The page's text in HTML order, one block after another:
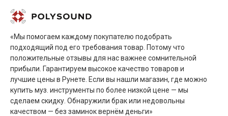
«Мы помогаем каждому покупателю подобрать
подходящий под его требования товар. Потому что
положительные отзывы для нас важнее сомнительной
прибыли. Гарантируем высокое качество товаров и
лучшие цены в Рунете. Если вы нашли магазин, где можно
купить муз. инструменты по более низкой цене — мы
сделаем скидку. Обнаружили брак или недовольны
качеством — без заминок вернём деньги»